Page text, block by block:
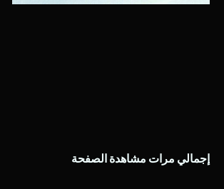
إجمالي مرات مشاهدة الصفحة